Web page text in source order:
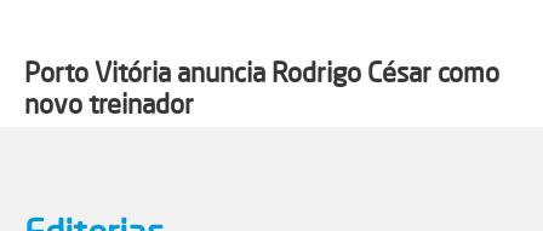
Porto Vitória anuncia Rodrigo César como
novo treinador